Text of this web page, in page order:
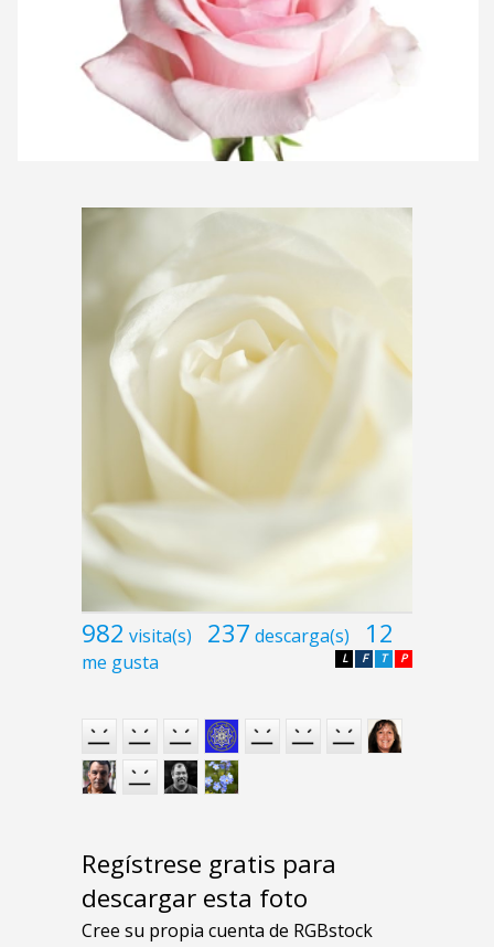
982 visita(s) 237 descarga(s) 12
me gusta P
T
F
L
Regístrese gratis para
descargar esta foto